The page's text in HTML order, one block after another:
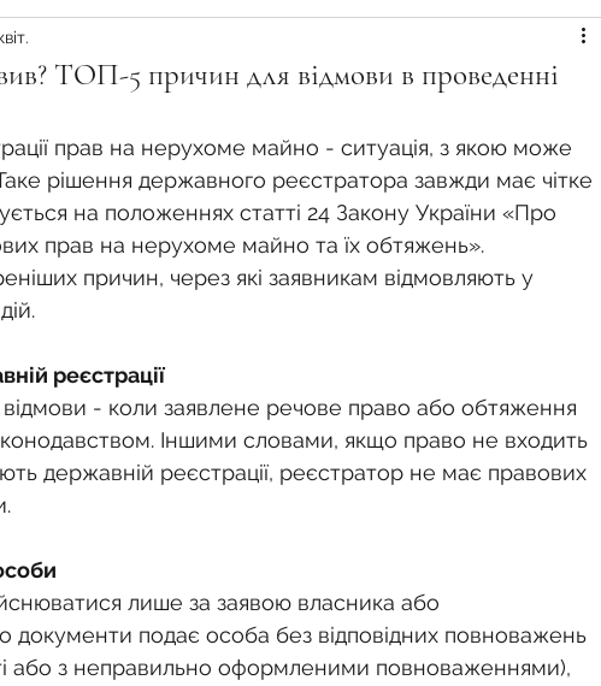
сфери Органи місцевого самоврядування
земельної ділянки
Військова служба
Суд
земельних прав Юридичні питання у воєнний час
ТОП-5 причин для відмови в проведенні
прав на нерухоме майно - ситуація, з якою може
рішення державного реєстратора завжди має чітке
на положеннях статті 24 Закону України «Про
прав на нерухоме майно та їх обтяжень».
причин, через які заявникам відмовляють у
реєстрації
відмови - коли заявлене речове право або обтяження
Іншими словами, якщо право не входить
державній реєстрації, реєстратор не має правових
лише за заявою власника або
документи подає особа без відповідних повноважень
або з неправильно оформленими повноваженнями),